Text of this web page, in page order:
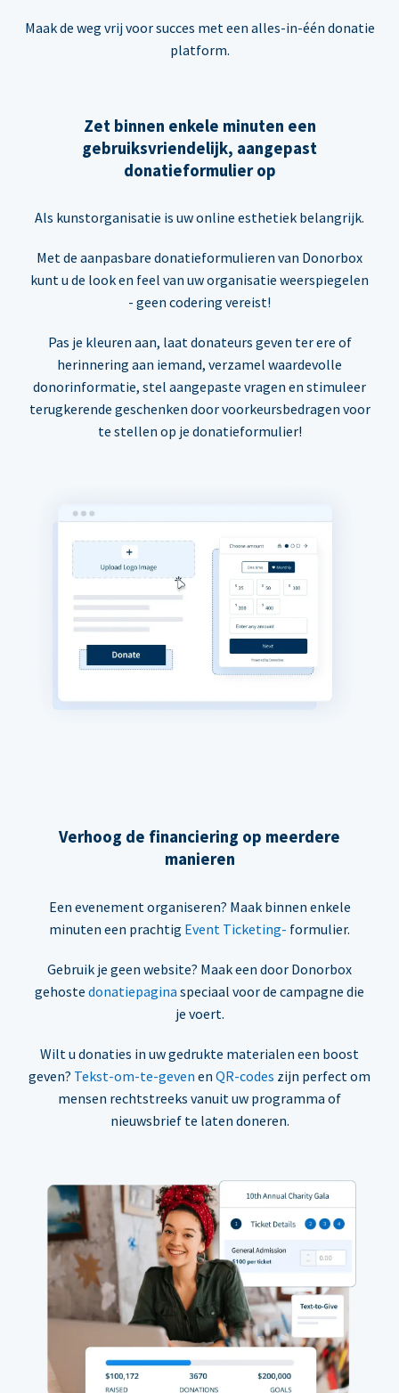
Maak de weg vrij voor succes met een alles-in-één donatie
platform.
Zet binnen enkele minuten een
gebruiksvriendelijk, aangepast
donatieformulier op
Als kunstorganisatie is uw online esthetiek belangrijk.
Met de aanpasbare donatieformulieren van Donorbox
kunt u de look en feel van uw organisatie weerspiegelen
- geen codering vereist!
Pas je kleuren aan, laat donateurs geven ter ere of
herinnering aan iemand, verzamel waardevolle
donorinformatie, stel aangepaste vragen en stimuleer
terugkerende geschenken door voorkeursbedragen voor
te stellen op je donatieformulier!
Verhoog de financiering op meerdere
manieren
Een evenement organiseren? Maak binnen enkele
minuten een prachtig Event Ticketing- formulier.
Gebruik je geen website? Maak een door Donorbox
gehoste donatiepagina speciaal voor de campagne die
je voert.
Wilt u donaties in uw gedrukte materialen een boost
geven? Tekst-om-te-geven en QR-codes zijn perfect om
mensen rechtstreeks vanuit uw programma of
nieuwsbrief te laten doneren.